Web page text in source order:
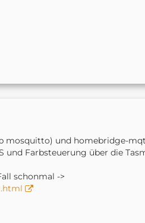
mosquitto) und homebridge-
Farbsteuerung über die
schonmal ->